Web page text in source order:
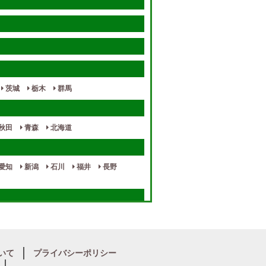
茨城 栃木 群馬
田 青森 北海道
知 新潟 石川 福井 長野
崎 熊本 鹿児島 沖縄
て プライバシーポリシー